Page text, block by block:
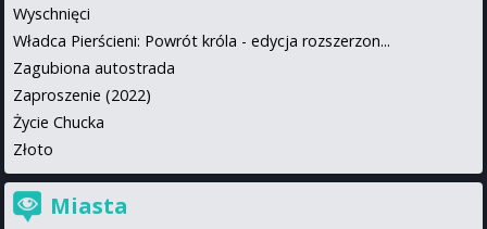
Wyschnięci
Władca Pierścieni: Powrót króla - edycja rozszerzon...
Zagubiona autostrada
Zaproszenie (2022)
Życie Chucka
Złoto
Miasta